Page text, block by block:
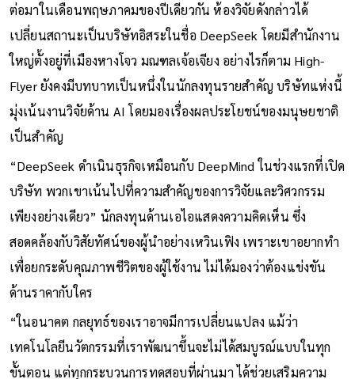
ต่อมาในเดือนพฤษภาคมของปีเดียวกัน ห้องวิจัยดังกล่าวได้
เปลี่ยนสถานะเป็นบริษัทอิสระในชื่อ DeepSeek โดยมีสำนักงาน
ใหญ่ตั้งอยู่ที่เมืองหางโจว มณฑลเจ้อเจียง อย่างไรก็ตาม High-
Flyer ยังคงมีบทบาทเป็นหนึ่งในนักลงทุนรายสำคัญ บริษัทแห่งนี้
มุ่งเน้นงานวิจัยด้าน AI โดยมองเรื่องผลประโยชน์ของมนุษยชาติ
เป็นสำคัญ
“DeepSeek ดำเนินธุรกิจเหมือนกับ DeepMind ในช่วงแรกที่เปิด
บริษัท พวกเขาเน้นไปที่ความสำคัญของการวิจัยและวิศวกรรม
เพียงอย่างเดียว” นักลงทุนด้านเอไอแสดงความคิดเห็น ซึ่ง
สอดคล้องกับวิสัยทัศน์ของผู้นำอย่างเหวินเฟิง เพราะเขาอยากทำ
เพื่อยกระดับคุณภาพชีวิตของผู้ใช้งาน ไม่ได้มองว่าต้องแข่งขัน
ด้านราคากับใคร
“ในอนาคต กลยุทธ์ของเราอาจมีการเปลี่ยนแปลง แม้ว่า
เทคโนโลยีนวัตกรรมที่เราพัฒนาขึ้นจะไม่ได้สมบูรณ์แบบในทุก
ขั้นตอน แต่ทุกกระบวนการทดสอบที่ผ่านมา ได้ช่วยเสริมความ